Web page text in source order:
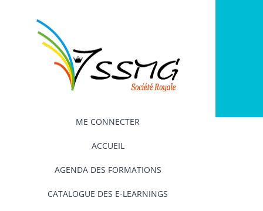
ME CONNECTER
ACCUEIL
AGENDA DES FORMATIONS
CATALOGUE DES E-LEARNINGS